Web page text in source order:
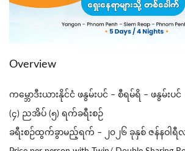
Overview
ကမ္ဘောဒီးယားနိုင်ငံ ဖနွမ်းပင် – စီရမ်ရိ – ဖနွမ်းပင်
(၄) ညအိပ် (၅) ရက်ခရီးစဉ်
ခရီးစဉ်ထွက်ခွာမည့်ရက် – ၂၀၂၆ ခုနှစ် ဇန်နဝ